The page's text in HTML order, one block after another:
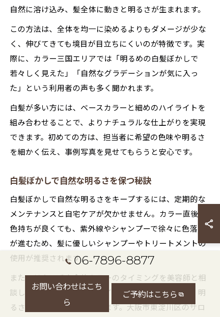
自然に溶け込み、髪全体に動きと明るさが生まれます。
この方法は、全体を均一に染めるよりもダメージが少な
く、伸びてきても境目が目立ちにくいのが特徴です。実
際に、カラー三国エリアでは「明るめの白髪ぼかしで
若々しく見えた」「自然なグラデーションが気に入っ
た」という利用者の声も多く聞かれます。
白髪が多い方には、ベースカラーと細めのハイライトを
組み合わせることで、よりナチュラルな仕上がりを実現
できます。初めての方は、担当者に希望の色味や明るさ
を細かく伝え、事例写真を見せてもらうと安心です。
白髪ぼかしで自然な明るさを保つ秘訣
白髪ぼかしで自然な明るさをキープするには、定期的な
メンテナンスと自宅ケアが欠かせません。カラー直後は
色持ちが良くても、紫外線やシャンプーで徐々に色落ち
が進むため、髪に優しいシャンプーやトリートメントの
使用が推奨されます。
また、リタッチや全体カラーのタイミングを美容師と相
談し、半年に一度はハイライトの入れ直しを行うと、明
るさと立体感を長く楽しめます。大阪市東淀川区のサロ
06-7896-8877
お問い合わせはこち
ら
ご予約はこちら